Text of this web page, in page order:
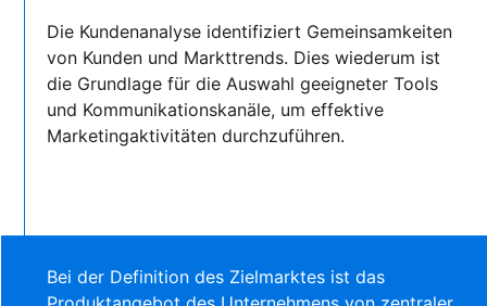
Die Kundenanalyse identifiziert Gemeinsamkeiten
von Kunden und Markttrends. Dies wiederum ist
die Grundlage für die Auswahl geeigneter Tools
und Kommunikationskanäle, um effektive
Marketingaktivitäten durchzuführen.
Bei der Definition des Zielmarktes ist das